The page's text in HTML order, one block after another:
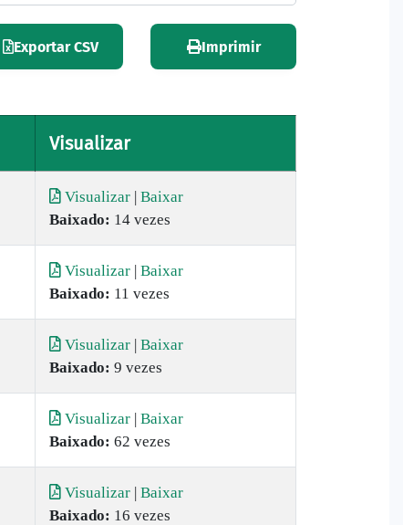
Exportar CSV Imprimir
Visualizar
Visualizar | Baixar
Baixado: 14 vezes
Visualizar | Baixar
Baixado: 11 vezes
Visualizar | Baixar
Baixado: 9 vezes
Visualizar | Baixar
Baixado: 62 vezes
Visualizar | Baixar
Baixado: 16 vezes